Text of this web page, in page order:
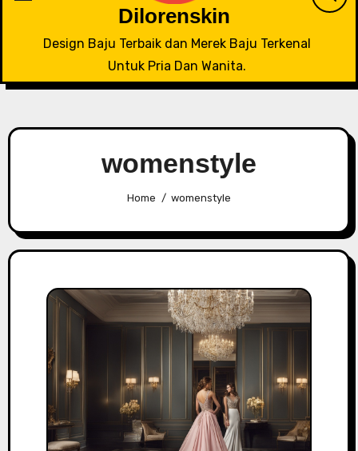
Dilorenskin
Design Baju Terbaik dan Merek Baju Terkenal
Untuk Pria Dan Wanita.
womenstyle
Home womenstyle